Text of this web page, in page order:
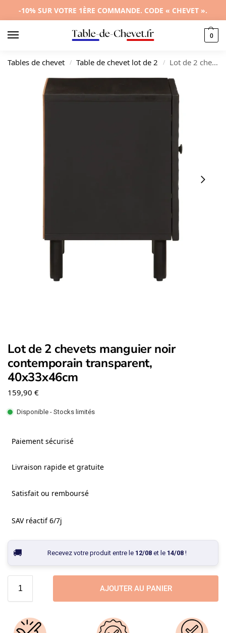
-10% SUR VOTRE 1ÈRE COMMANDE. CODE « CHEVET ».
0
Tables de chevet / Table de chevet lot de 2 / Lot de 2 chevets manguier noir contemporain transparent, 40x33x46cm
Lot de 2 chevets manguier noir
contemporain transparent,
40x33x46cm
159,90 €
Disponible - Stocks limités
Paiement sécurisé
Livraison rapide et gratuite
Satisfait ou remboursé
SAV réactif 6/7j
Recevez votre produit entre le 12/08et le 14/08!
AJOUTER AU PANIER